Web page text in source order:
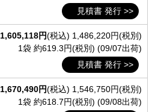
見積書 発行 >>
1,605,118円(税込) 1,486,220円(税別)
1袋 約619.3円(税別) (09/07出荷)
見積書 発行 >>
1,670,490円(税込) 1,546,750円(税別)
1袋 約618.7円(税別) (09/08出荷)